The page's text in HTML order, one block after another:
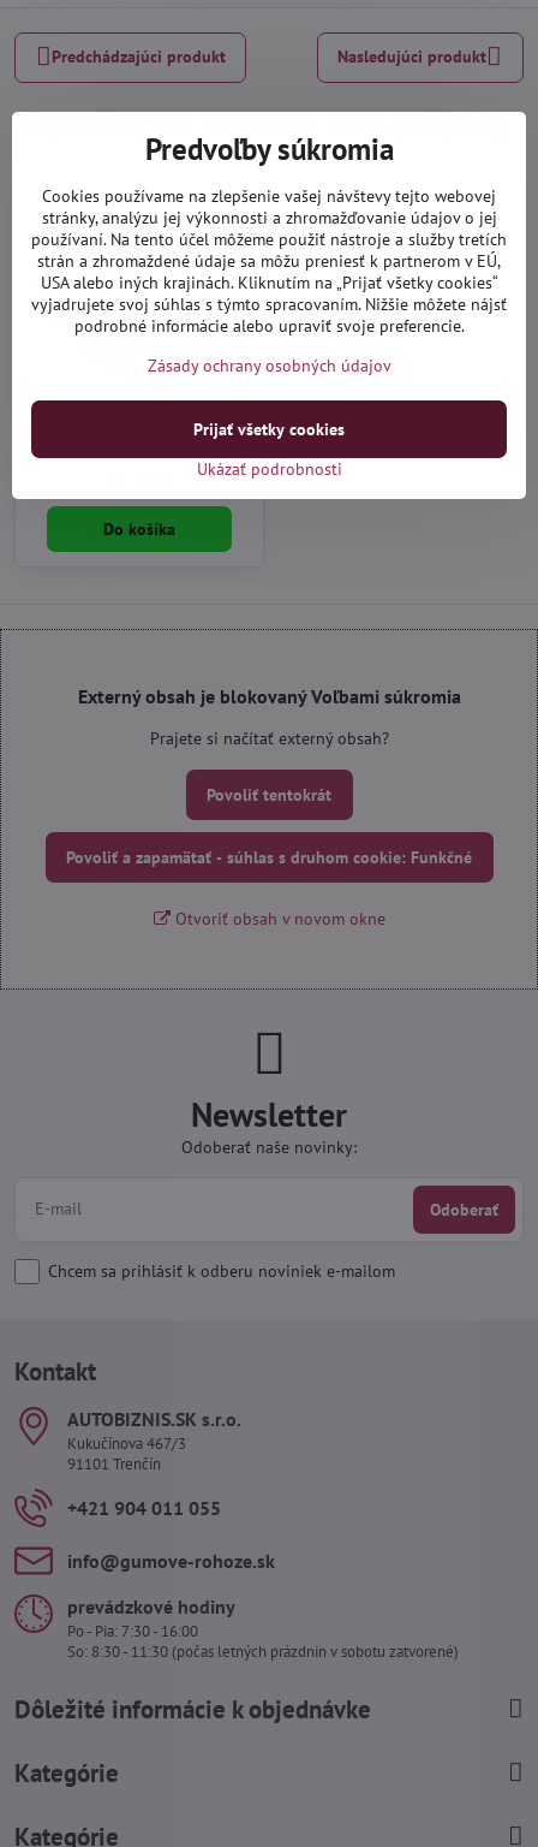
Predchádzajúci produkt Nasledujúci produkt
Naposledy ste navštívili tieto produkty
autorohože gumové Rigum
Distribučný sklad (1-3 dni)
Do košíka
Externý obsah je blokovaný Voľbami súkromia
Prajete si načítať externý obsah?
Povoliť tentokrát
Povoliť a zapamätať - súhlas s druhom cookie: Funkčné
Otvoriť obsah v novom okne
Newsletter
Odoberať naše novinky:
Odoberať
Chcem sa prihlásiť k odberu noviniek e-mailom
Kontakt
AUTOBIZNIS​.SK s​.r​.o​.
Kukučínova 467/3
91101 Trenčín
+421 904 011 055
info​@gumove-rohoze​.sk
prevádzkové hodiny
Po - Pia: 7:30 - 16:00
So: 8:30 - 11:30 (počas letných prázdnin v sobotu zatvorené)
Dôležité informácie k objednávke
Kategórie
Kategórie
Predvoľby súkromia
Cookies používame na zlepšenie vašej návštevy tejto webovej
stránky, analýzu jej výkonnosti a zhromažďovanie údajov o jej
používaní. Na tento účel môžeme použiť nástroje a služby tretích
strán a zhromaždené údaje sa môžu preniesť k partnerom v EÚ,
USA alebo iných krajinách. Kliknutím na „Prijať všetky cookies“
vyjadrujete svoj súhlas s týmto spracovaním. Nižšie môžete nájsť
podrobné informácie alebo upraviť svoje preferencie.
Zásady ochrany osobných údajov
Ukázať podrobnosti
Prijať všetky cookies